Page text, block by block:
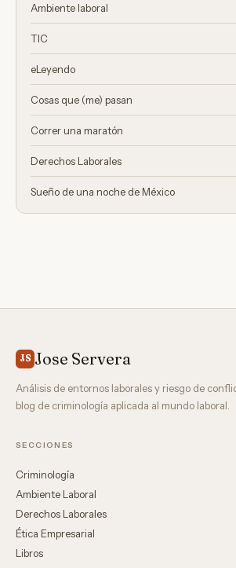
Ambiente laboral
TIC
eLeyendo
Cosas que (me) pasan
Correr una maratón
Derechos Laborales
Sueño de una noche de México
JS Jose Servera
Análisis de entornos laborales y riesgo de
blog de criminología aplicada al mundo laboral.
SECCIONES
Criminología
Ambiente Laboral
Derechos Laborales
Ética Empresarial
Libros